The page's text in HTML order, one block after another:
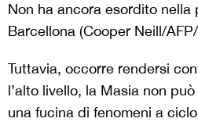
Non ha ancora esordito nella
Barcellona (Cooper Neill/
Tuttavia, occorre rendersi
l’alto livello, la Masia non
una fucina di fenomeni a